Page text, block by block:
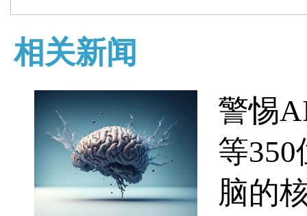
相关新闻
警惕
等
脑的